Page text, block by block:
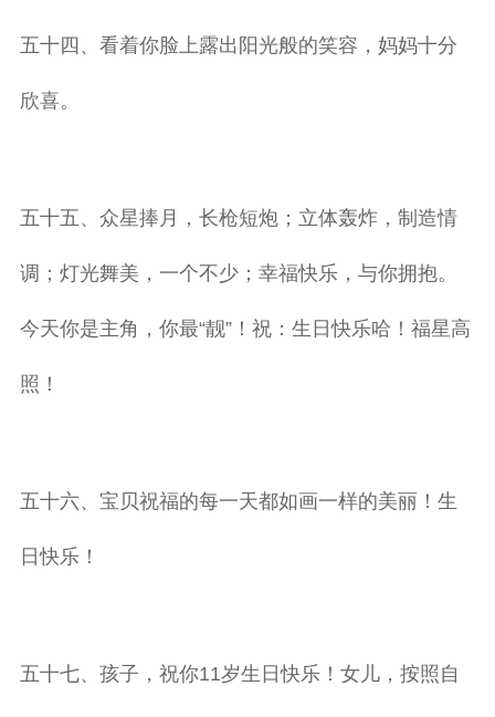
五十四、看着你脸上露出阳光般的笑容，妈妈十分
欣喜。
五十五、众星捧月，长枪短炮；立体轰炸，制造情
调；灯光舞美，一个不少；幸福快乐，与你拥抱。
今天你是主角，你最“靓”！祝：生日快乐哈！福星高
照！
五十六、宝贝祝福的每一天都如画一样的美丽！生
日快乐！
五十七、孩子，祝你11岁生日快乐！女儿，按照自